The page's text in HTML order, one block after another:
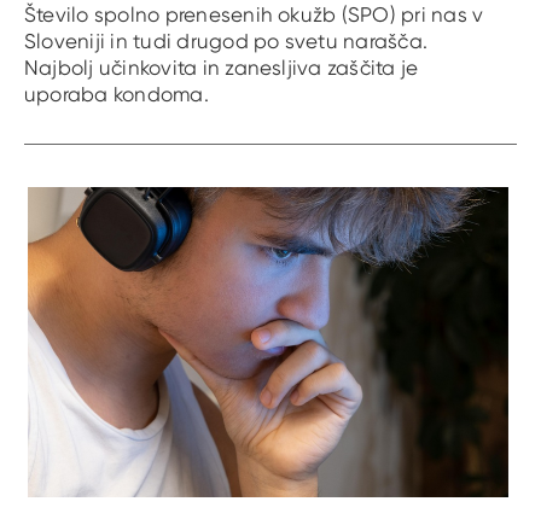
Število spolno prenesenih okužb (SPO) pri nas v
Sloveniji in tudi drugod po svetu narašča.
Najbolj učinkovita in zanesljiva zaščita je
uporaba kondoma.